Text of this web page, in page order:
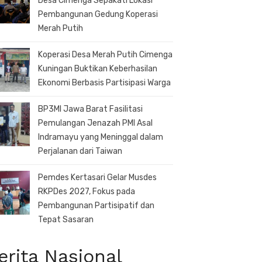
Pembangunan Gedung Koperasi
Merah Putih
Koperasi Desa Merah Putih Cimenga
Kuningan Buktikan Keberhasilan
Ekonomi Berbasis Partisipasi Warga
BP3MI Jawa Barat Fasilitasi
Pemulangan Jenazah PMI Asal
Indramayu yang Meninggal dalam
Perjalanan dari Taiwan
Pemdes Kertasari Gelar Musdes
RKPDes 2027, Fokus pada
Pembangunan Partisipatif dan
Tepat Sasaran
Nasional